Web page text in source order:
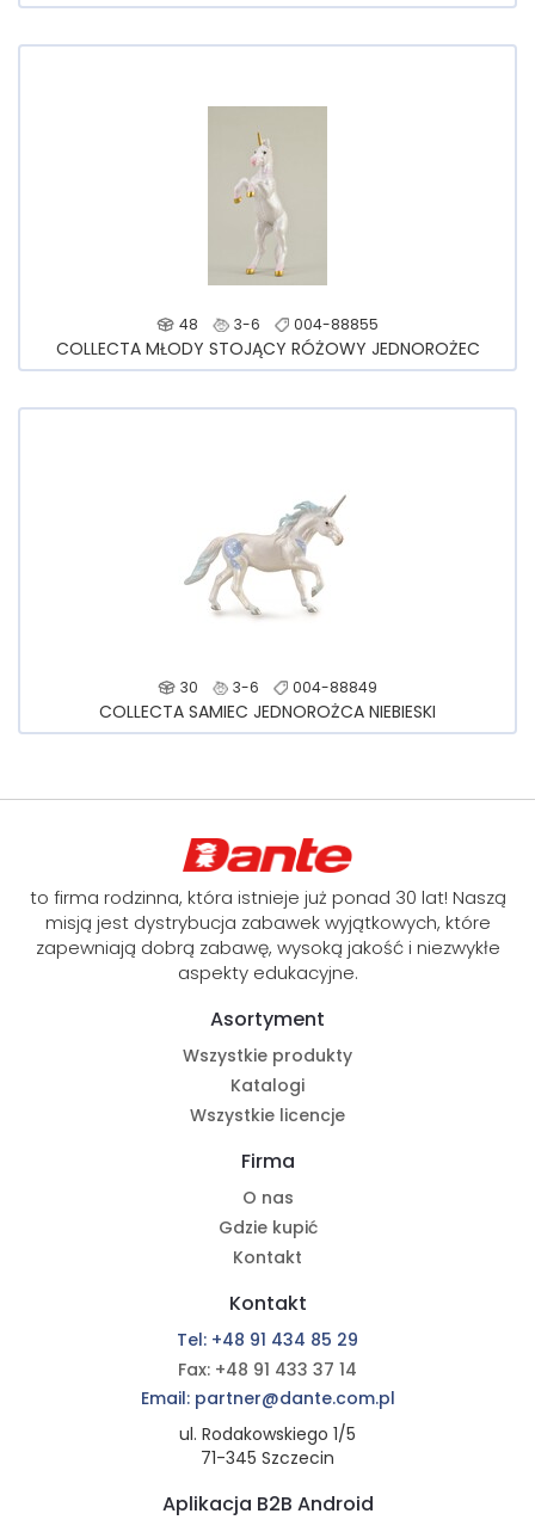
48 3-6 004-88855
COLLECTA MŁODY STOJĄCY RÓŻOWY JEDNOROŻEC
30 3-6 004-88849
COLLECTA SAMIEC JEDNOROŻCA NIEBIESKI
to firma rodzinna, która istnieje już ponad 30 lat! Naszą
misją jest dystrybucja zabawek wyjątkowych, które
zapewniają dobrą zabawę, wysoką jakość i niezwykłe
aspekty edukacyjne.
Asortyment
Wszystkie produkty
Katalogi
Wszystkie licencje
Firma
O nas
Gdzie kupić
Kontakt
Kontakt
Tel: +48 91 434 85 29
Fax: +48 91 433 37 14
Email: partner@dante.com.pl
ul. Rodakowskiego 1/5
71-345 Szczecin
Aplikacja B2B Android